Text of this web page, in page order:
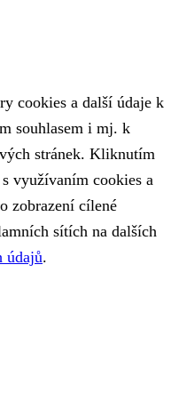
cookies a další údaje k
souhlasem i mj. k
stránek. Kliknutím
využívaním cookies a
zobrazení cílené
sítích na dalších
údajů.